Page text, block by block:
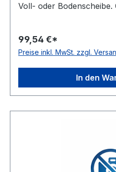
Voll- oder Bodenscheibe. Gewicht: 1,85 kgkg
Taperbuchse: 2012
Grauguss Norm: DIN
99,54 €*
Preise inkl. MwSt. zzgl.
In den